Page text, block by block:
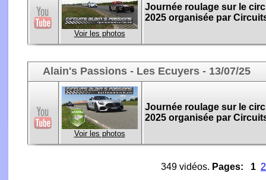
Voir les photos
Journée roulage sur le
2025 organisée par
Alain's Passions - Les Ecuyers - 13/07/25
Voir les photos
Journée roulage sur le
2025 organisée par
349 vidéos. Pages: 1 2